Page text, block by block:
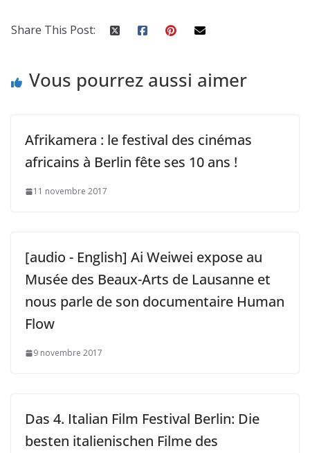
Share This Post:
Vous pourrez aussi aimer
Afrikamera : le festival des cinémas
africains à Berlin fête ses 10 ans !
11 novembre 2017
[audio - English] Ai Weiwei expose au
Musée des Beaux-Arts de Lausanne et
nous parle de son documentaire Human
Flow
9 novembre 2017
Das 4. Italian Film Festival Berlin: Die
besten italienischen Filme des